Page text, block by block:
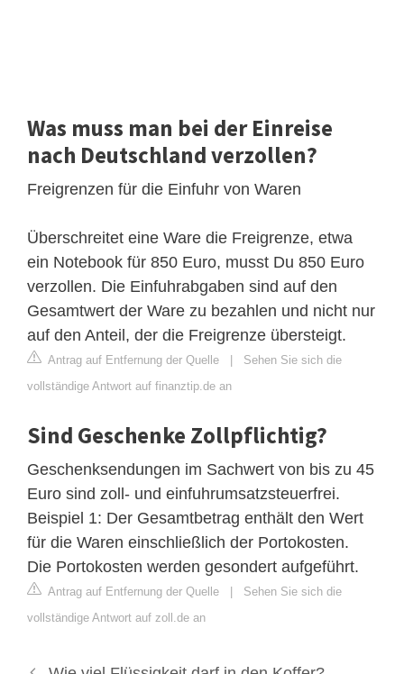
Was muss man bei der Einreise
nach Deutschland verzollen?
Freigrenzen für die Einfuhr von Waren
Überschreitet eine Ware die Freigrenze, etwa
ein Notebook für 850 Euro, musst Du 850 Euro
verzollen. Die Einfuhrabgaben sind auf den
Gesamtwert der Ware zu bezahlen und nicht nur
auf den Anteil, der die Freigrenze übersteigt.
Antrag auf Entfernung der Quelle | Sehen Sie sich die
vollständige Antwort auf finanztip.de an
Sind Geschenke Zollpflichtig?
Geschenksendungen im Sachwert von bis zu 45
Euro sind zoll- und einfuhrumsatzsteuerfrei.
Beispiel 1: Der Gesamtbetrag enthält den Wert
für die Waren einschließlich der Portokosten.
Die Portokosten werden gesondert aufgeführt.
Antrag auf Entfernung der Quelle | Sehen Sie sich die
vollständige Antwort auf zoll.de an